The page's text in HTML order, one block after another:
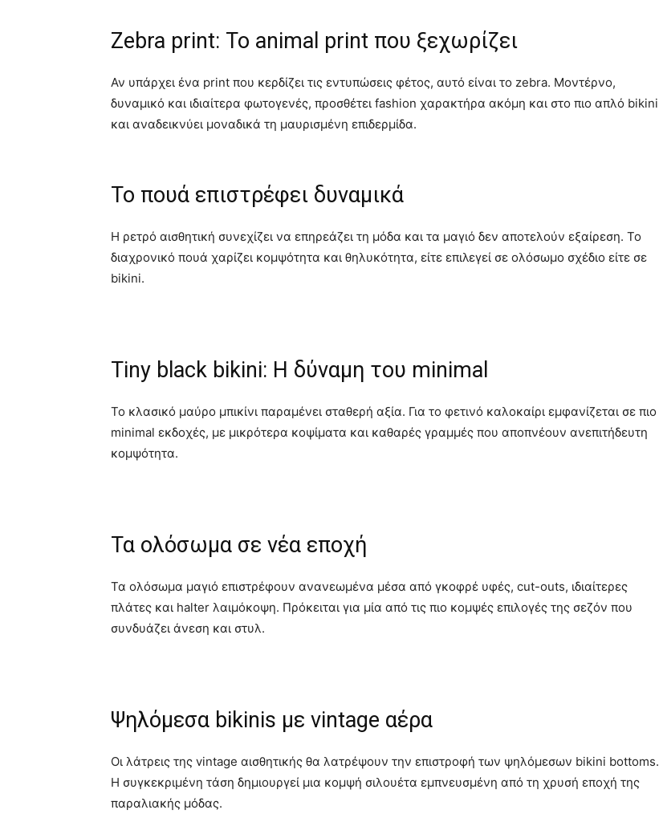
Zebra print: Το animal print που ξεχωρίζει
Αν υπάρχει ένα print που κερδίζει τις εντυπώσεις φέτος, αυτό είναι το zebra. Μοντέρνο,
δυναμικό και ιδιαίτερα φωτογενές, προσθέτει fashion χαρακτήρα ακόμη και στο πιο απλό bikini
και αναδεικνύει μοναδικά τη μαυρισμένη επιδερμίδα.
Το πουά επιστρέφει δυναμικά
Η ρετρό αισθητική συνεχίζει να επηρεάζει τη μόδα και τα μαγιό δεν αποτελούν εξαίρεση. Το
διαχρονικό πουά χαρίζει κομψότητα και θηλυκότητα, είτε επιλεγεί σε ολόσωμο σχέδιο είτε σε
bikini.
Tiny black bikini: Η δύναμη του minimal
Το κλασικό μαύρο μπικίνι παραμένει σταθερή αξία. Για το φετινό καλοκαίρι εμφανίζεται σε πιο
minimal εκδοχές, με μικρότερα κοψίματα και καθαρές γραμμές που αποπνέουν ανεπιτήδευτη
κομψότητα.
Τα ολόσωμα σε νέα εποχή
Τα ολόσωμα μαγιό επιστρέφουν ανανεωμένα μέσα από γκοφρέ υφές, cut-outs, ιδιαίτερες
πλάτες και halter λαιμόκοψη. Πρόκειται για μία από τις πιο κομψές επιλογές της σεζόν που
συνδυάζει άνεση και στυλ.
Ψηλόμεσα bikinis με vintage αέρα
Οι λάτρεις της vintage αισθητικής θα λατρέψουν την επιστροφή των ψηλόμεσων bikini bottoms.
Η συγκεκριμένη τάση δημιουργεί μια κομψή σιλουέτα εμπνευσμένη από τη χρυσή εποχή της
παραλιακής μόδας.